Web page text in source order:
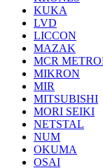
KUKA
LVD
LICCON
MAZAK
MCR
MIKRON
MIR
MITSUBISHI
MORI SEIKI
NETSTAL
NUM
OKUMA
OSAI